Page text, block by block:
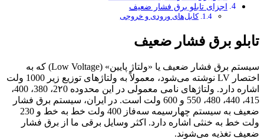
اجزای تابلو برق فشار ضعیف
کابل‌های ورودی و خروجی
تابلو برق فشار ضعیف
سیستم برق فشار ضعیف یا «ولتاژ پایین» (Low Voltage) که به
اختصار LV نوشته می‌شود، معمولاً به ولتاژهای توزیع زیر 1000 ولت
اشاره دارد. ولتاژهای نامی معمولی در این محدوده 2۲0، 380، 400،
415، 440، 480، 550 و 600 ولت است. در ایران، سیستم برق فشار
ضعیف به سیستم چهارسیمه سه‌فاز 400 ولت خط به خط و 230
ولت خط به خنثی اشاره دارد. اکثر وسایل برقی ما از برق فشار
ضعیف تغذیه می‌شوند.